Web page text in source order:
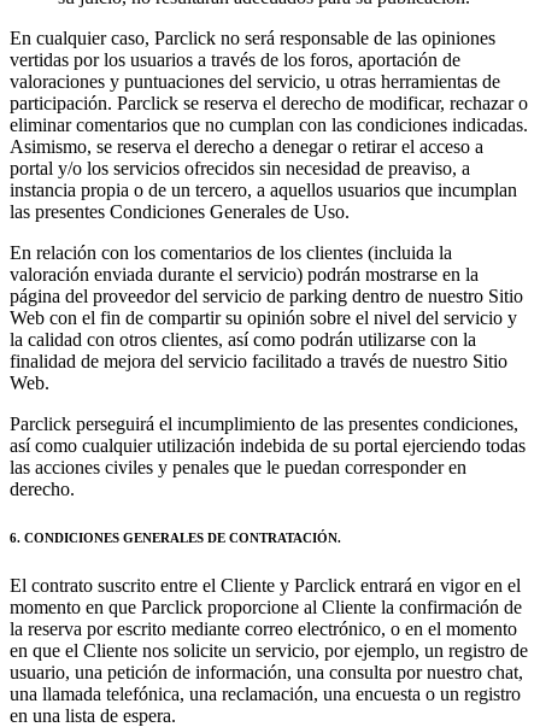
En cualquier caso, Parclick no será responsable de las opiniones
vertidas por los usuarios a través de los foros, aportación de
valoraciones y puntuaciones del servicio, u otras herramientas de
participación. Parclick se reserva el derecho de modificar, rechazar o
eliminar comentarios que no cumplan con las condiciones indicadas.
Asimismo, se reserva el derecho a denegar o retirar el acceso a
portal y/o los servicios ofrecidos sin necesidad de preaviso, a
instancia propia o de un tercero, a aquellos usuarios que incumplan
las presentes Condiciones Generales de Uso.
En relación con los comentarios de los clientes (incluida la
valoración enviada durante el servicio) podrán mostrarse en la
página del proveedor del servicio de parking dentro de nuestro Sitio
Web con el fin de compartir su opinión sobre el nivel del servicio y
la calidad con otros clientes, así como podrán utilizarse con la
finalidad de mejora del servicio facilitado a través de nuestro Sitio
Web.
Parclick perseguirá el incumplimiento de las presentes condiciones,
así como cualquier utilización indebida de su portal ejerciendo todas
las acciones civiles y penales que le puedan corresponder en
derecho.
6. CONDICIONES GENERALES DE CONTRATACIÓN.
El contrato suscrito entre el Cliente y Parclick entrará en vigor en el
momento en que Parclick proporcione al Cliente la confirmación de
la reserva por escrito mediante correo electrónico, o en el momento
en que el Cliente nos solicite un servicio, por ejemplo, un registro de
usuario, una petición de información, una consulta por nuestro chat,
una llamada telefónica, una reclamación, una encuesta o un registro
en una lista de espera.